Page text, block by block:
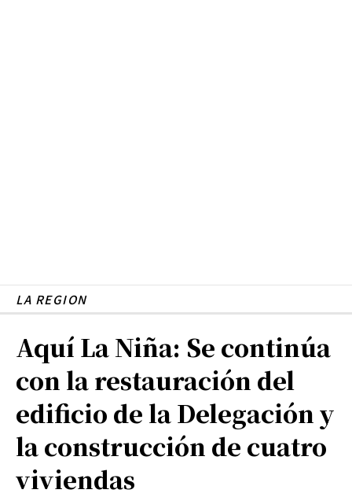
LA REGION
Aquí La Niña: Se continúa
con la restauración del
edificio de la Delegación y
la construcción de cuatro
viviendas